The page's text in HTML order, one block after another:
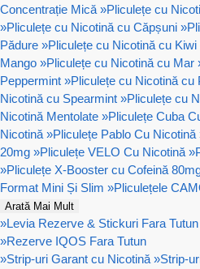
Concentrație Mică »Pliculețe cu
»Pliculețe cu Nicotină cu Căpșuni »
Pădure »Pliculețe cu Nicotină cu Kiwi
Mango »Pliculețe cu Nicotină cu Mar
Peppermint »Pliculețe cu Nicotină cu
Nicotină cu Spearmint »Pliculețe cu
Nicotină Mentolate »Pliculețe Cuba
Nicotină »Pliculețe Pablo Cu Nicotină
20mg »Pliculețe VELO Cu Nicotină »
»Pliculețe X-Booster cu Cofeină
Format Mini Și Slim »Pliculețele
Arată Mai Mult
»Levia Rezerve & Stickuri Fara Tutun
»Rezerve IQOS Fara Tutun
»Strip-uri Garant cu Nicotină »Strip-